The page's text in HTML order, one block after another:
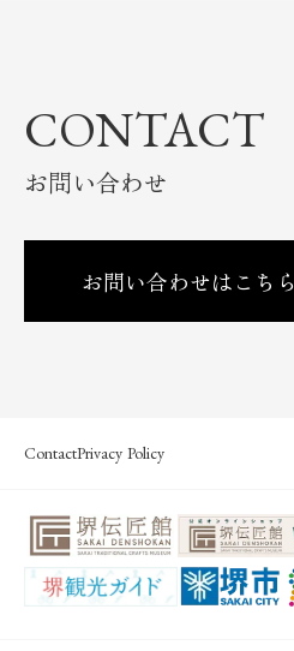
CONTACT
お問い合わせ
お問い合わせはこちら
ContactPrivacy Policy